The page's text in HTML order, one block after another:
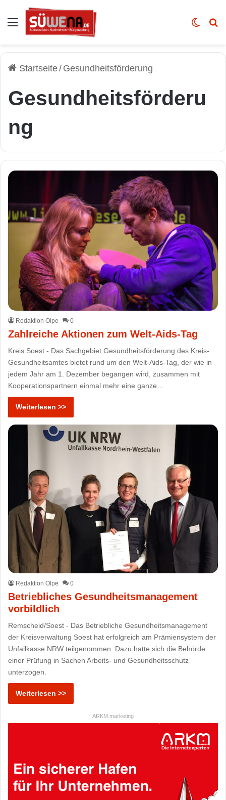
Auswahl Skin
Startseite/ Gesundheitsförderung
Gesundheitsförderu
ng
Redaktion Olpe 0
Zahlreiche Aktionen zum Welt-Aids-Tag
Kreis Soest - Das Sachgebiet Gesundheitsförderung des Kreis-
Gesundheitsamtes bietet rund um den Welt-Aids-Tag, der wie in
jedem Jahr am 1. Dezember begangen wird, zusammen mit
Kooperationspartnern einmal mehr eine ganze…
Weiterlesen >>
Redaktion Olpe 0
Betriebliches Gesundheitsmanagement
vorbildlich
Remscheid/Soest - Das Betriebliche Gesundheitsmanagement
der Kreisverwaltung Soest hat erfolgreich am Prämiensystem der
Unfallkasse NRW teilgenommen. Dazu hatte sich die Behörde
einer Prüfung in Sachen Arbeits- und Gesundheitsschutz
unterzogen.
Weiterlesen >>
ARKM.marketing